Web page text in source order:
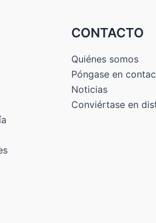
CONTACTO
Quiénes somos
Póngase en
Noticias
Conviértase en